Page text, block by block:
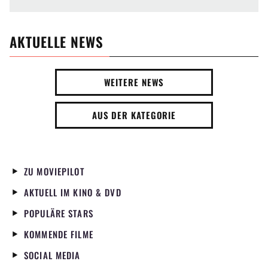
AKTUELLE NEWS
WEITERE NEWS
AUS DER KATEGORIE
ZU MOVIEPILOT
AKTUELL IM KINO & DVD
POPULÄRE STARS
KOMMENDE FILME
SOCIAL MEDIA